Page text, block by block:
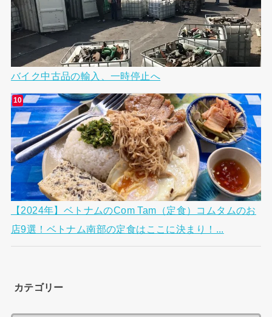
バイク中古品の輸入、一時停止へ
【2024年】ベトナムのCom Tam（定食）コムタムのお
店9選！ベトナム南部の定食はここに決まり！...
カテゴリー